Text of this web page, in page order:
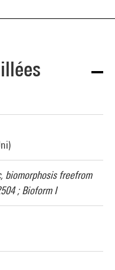
biomorphosis freefrom
; Bioform I